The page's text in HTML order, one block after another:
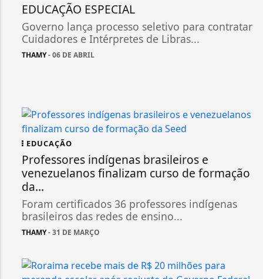
EDUCAÇÃO ESPECIAL
Governo lança processo seletivo para contratar
Cuidadores e Intérpretes de Libras...
THAMY- 06 DE ABRIL
EDUCAÇÃO
Professores indígenas brasileiros e
venezuelanos finalizam curso de formação
da...
Foram certificados 36 professores indígenas
brasileiros das redes de ensino...
THAMY- 31 DE MARÇO